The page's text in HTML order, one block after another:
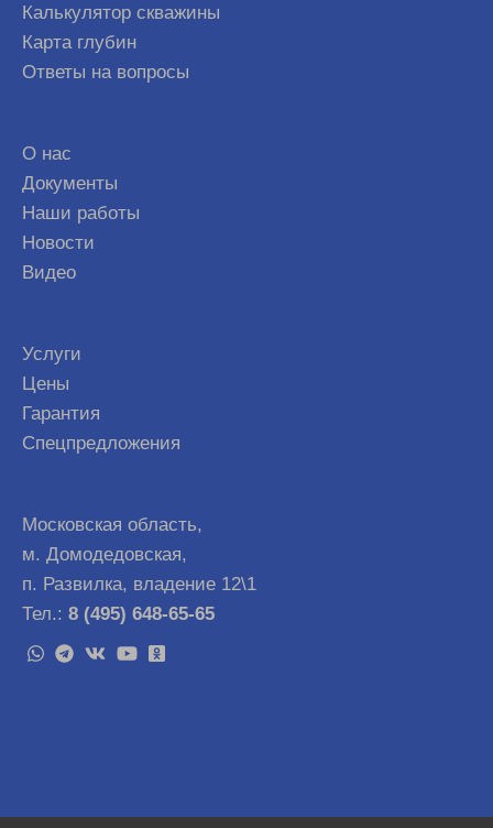
Калькулятор скважины
Карта глубин
Ответы на вопросы
О нас
Документы
Наши работы
Новости
Видео
Услуги
Цены
Гарантия
Спецпредложения
Московская область,
м. Домодедовская,
п. Развилка, владение 12\1
Тел.: 8 (495) 648-65-65